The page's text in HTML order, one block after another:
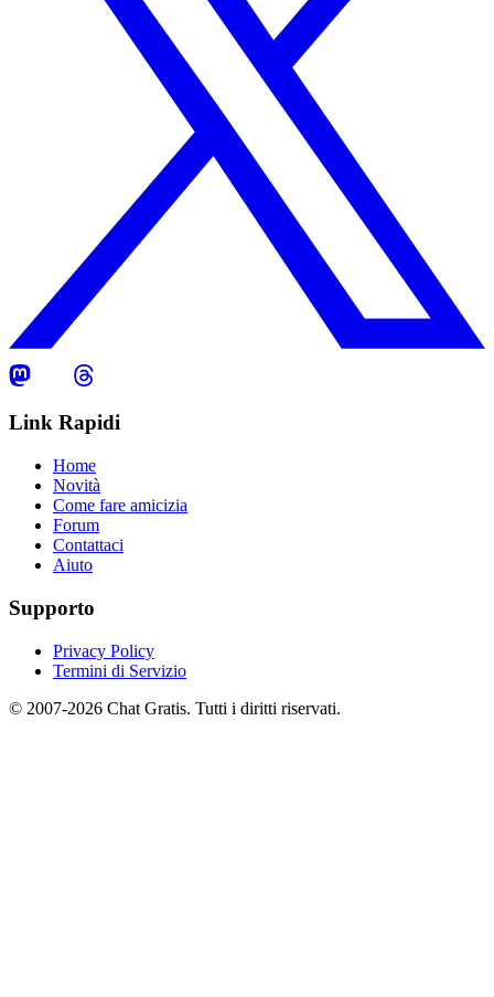
Link Rapidi
Home
Novità
Come fare amicizia
Forum
Contattaci
Aiuto
Supporto
Privacy Policy
Termini di Servizio
© 2007-2026 Chat Gratis. Tutti i diritti riservati.